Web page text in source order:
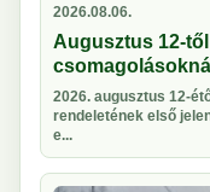
2026.08.06.
Augusztus 12-
csomagolásoknál
2026. augusztus 12-
rendeletének első
e...